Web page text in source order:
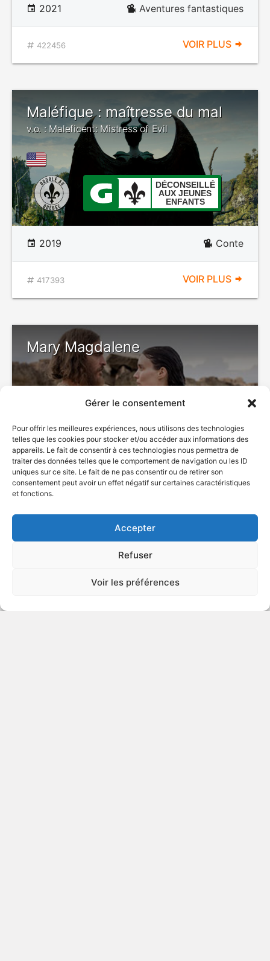
Gérer le consentement
Pour offrir les meilleures expériences, nous utilisons des technologies
telles que les cookies pour stocker et/ou accéder aux informations des
appareils. Le fait de consentir à ces technologies nous permettra de
traiter des données telles que le comportement de navigation ou les ID
uniques sur ce site. Le fait de ne pas consentir ou de retirer son
consentement peut avoir un effet négatif sur certaines caractéristiques
et fonctions.
Accepter
Refuser
Voir les préférences
2021 Aventures fantastiques
422456 VOIR PLUS
Maléfique : maîtresse du mal
v.o. : Maleficent: Mistress of Evil
DÉCONSEILLÉ
AUX JEUNES
ENFANTS
2019 Conte
417393 VOIR PLUS
Mary Magdalene
AUX JEUNES
ENFANTS
2018 Drame religieux
417332 VOIR PLUS
Le roi lion